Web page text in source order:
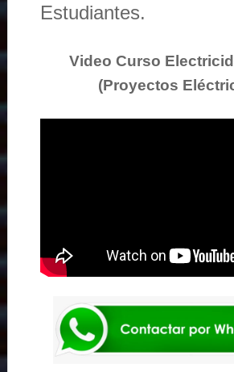
Estudiantes.
Video Curso
(Proyectos